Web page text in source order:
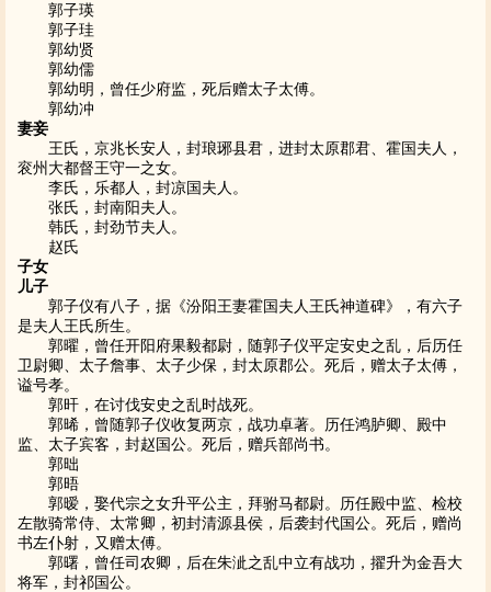
郭子瑛
郭子珪
郭幼贤
郭幼儒
郭幼明，曾任少府监，死后赠太子太傅。
郭幼冲
妻妾
王氏，京兆长安人，封琅琊县君，进封太原郡君、霍国夫人，
衮州大都督王守一之女。
李氏，乐都人，封凉国夫人。
张氏，封南阳夫人。
韩氏，封劲节夫人。
赵氏
子女
儿子
郭子仪有八子，据《汾阳王妻霍国夫人王氏神道碑》，有六子
是夫人王氏所生。
郭曜，曾任开阳府果毅都尉，随郭子仪平定安史之乱，后历任
卫尉卿、太子詹事、太子少保，封太原郡公。死后，赠太子太傅，
谥号孝。
郭旰，在讨伐安史之乱时战死。
郭晞，曾随郭子仪收复两京，战功卓著。历任鸿胪卿、殿中
监、太子宾客，封赵国公。死后，赠兵部尚书。
郭昢
郭晤
郭暧，娶代宗之女升平公主，拜驸马都尉。历任殿中监、检校
左散骑常侍、太常卿，初封清源县侯，后袭封代国公。死后，赠尚
书左仆射，又赠太傅。
郭曙，曾任司农卿，后在朱泚之乱中立有战功，擢升为金吾大
将军，封祁国公。